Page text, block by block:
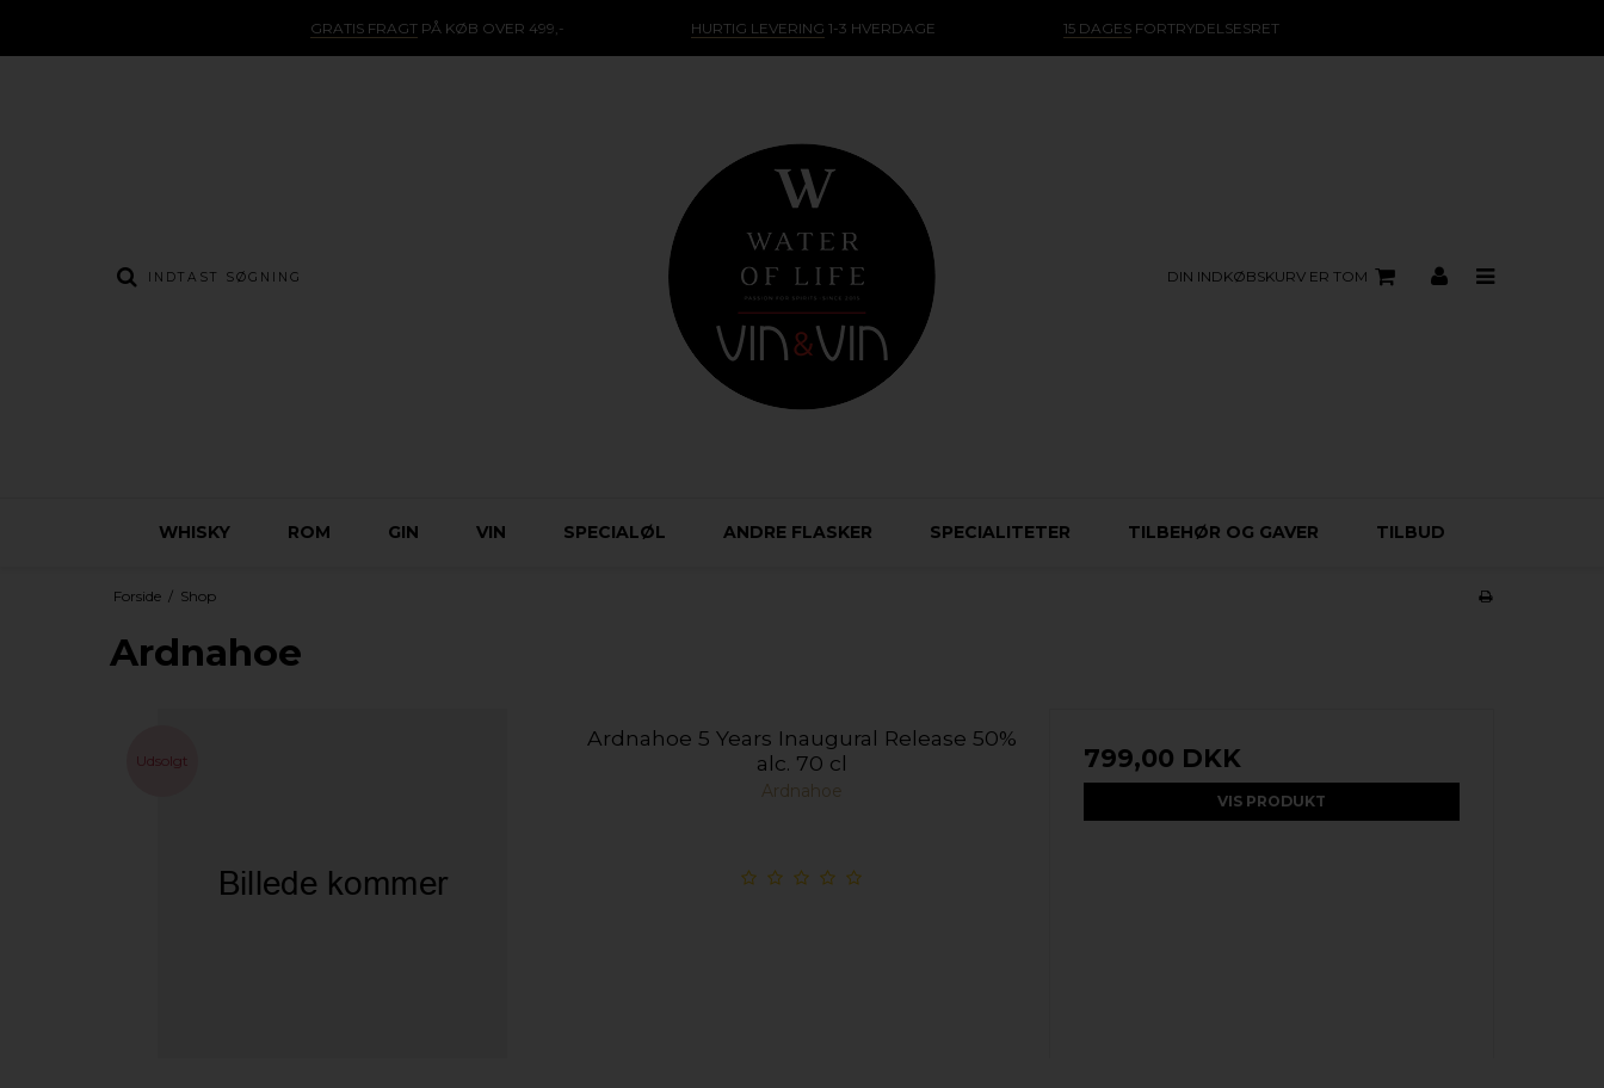
GRATIS FRAGTPÅ KØB OVER 499,- HURTIG LEVERING 1-3 HVERDAGE 15 DAGESFORTRYDELSESRET
DIN INDKØBSKURV ER TOM
WHISKY ROM GIN VIN SPECIALØL ANDRE FLASKER SPECIALITETER TILBEHØR OG GAVER TILBUD
Forside / Shop
Ardnahoe
Udsolgt
Ardnahoe 5 Years Inaugural Release 50%
alc. 70 cl
Ardnahoe
799,00 DKK
VIS PRODUKT